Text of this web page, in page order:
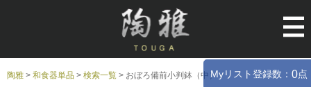
Myリスト登録数： 0点
陶雅 > 和食器単品 > 検索一覧 > おぼろ備前小判鉢（中）